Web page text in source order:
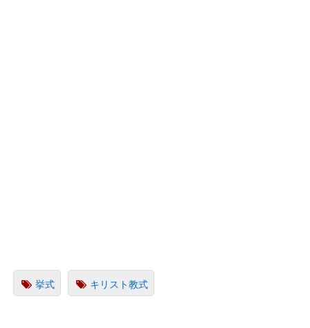
挙式 キリスト教式